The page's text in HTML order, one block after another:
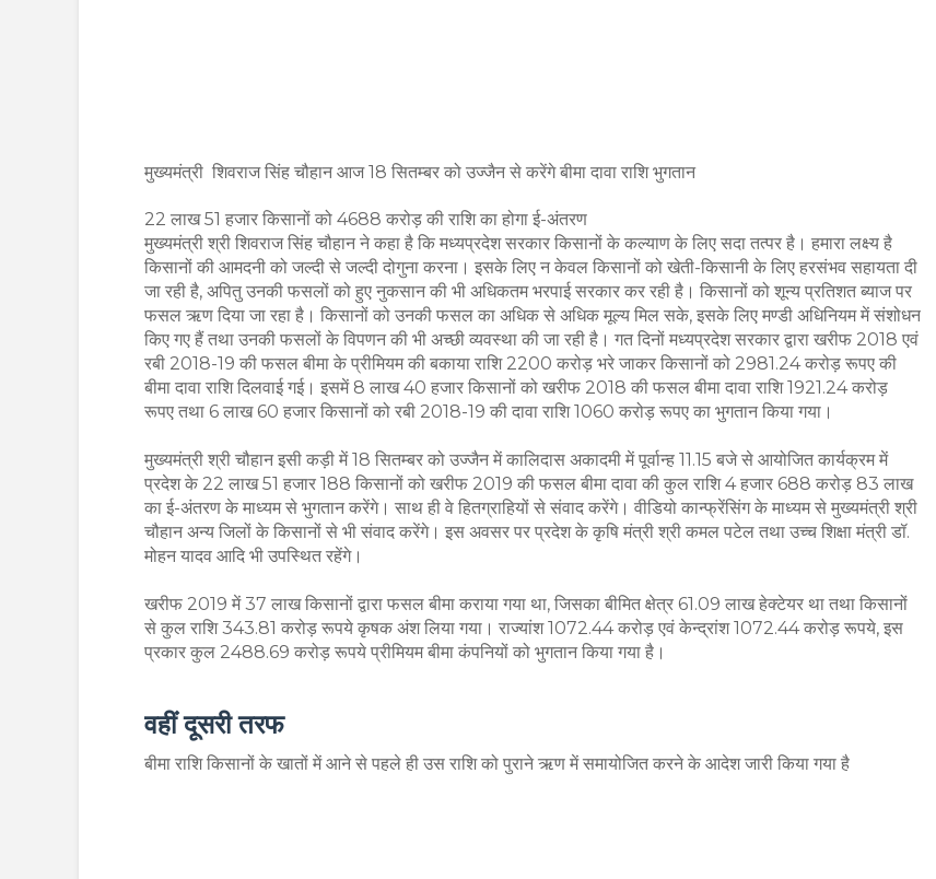
मुख्यमंत्री शिवराज सिंह चौहान आज 18 सितम्बर को उज्जैन से करेंगे बीमा दावा राशि भुगतान
22 लाख 51 हजार किसानों को 4688 करोड़ की राशि का होगा ई-अंतरण
मुख्यमंत्री श्री शिवराज सिंह चौहान ने कहा है कि मध्यप्रदेश सरकार किसानों के कल्याण के लिए सदा तत्पर है। हमारा लक्ष्य है
किसानों की आमदनी को जल्दी से जल्दी दोगुना करना। इसके लिए न केवल किसानों को खेती-किसानी के लिए हरसंभव सहायता दी
जा रही है, अपितु उनकी फसलों को हुए नुकसान की भी अधिकतम भरपाई सरकार कर रही है। किसानों को शून्य प्रतिशत ब्याज पर
फसल ऋण दिया जा रहा है। किसानों को उनकी फसल का अधिक से अधिक मूल्य मिल सके, इसके लिए मण्डी अधिनियम में संशोधन
किए गए हैं तथा उनकी फसलों के विपणन की भी अच्छी व्यवस्था की जा रही है। गत दिनों मध्यप्रदेश सरकार द्वारा खरीफ 2018 एवं
रबी 2018-19 की फसल बीमा के प्रीमियम की बकाया राशि 2200 करोड़ भरे जाकर किसानों को 2981.24 करोड़ रूपए की
बीमा दावा राशि दिलवाई गई। इसमें 8 लाख 40 हजार किसानों को खरीफ 2018 की फसल बीमा दावा राशि 1921.24 करोड़
रूपए तथा 6 लाख 60 हजार किसानों को रबी 2018-19 की दावा राशि 1060 करोड़ रूपए का भुगतान किया गया।
मुख्यमंत्री श्री चौहान इसी कड़ी में 18 सितम्बर को उज्जैन में कालिदास अकादमी में पूर्वान्ह 11.15 बजे से आयोजित कार्यक्रम में
प्रदेश के 22 लाख 51 हजार 188 किसानों को खरीफ 2019 की फसल बीमा दावा की कुल राशि 4 हजार 688 करोड़ 83 लाख
का ई-अंतरण के माध्यम से भुगतान करेंगे। साथ ही वे हितग्राहियों से संवाद करेंगे। वीडियो कान्फ्रेंसिंग के माध्यम से मुख्यमंत्री श्री
चौहान अन्य जिलों के किसानों से भी संवाद करेंगे। इस अवसर पर प्रदेश के कृषि मंत्री श्री कमल पटेल तथा उच्च शिक्षा मंत्री डॉ.
मोहन यादव आदि भी उपस्थित रहेंगे।
खरीफ 2019 में 37 लाख किसानों द्वारा फसल बीमा कराया गया था, जिसका बीमित क्षेत्र 61.09 लाख हेक्टेयर था तथा किसानों
से कुल राशि 343.81 करोड़ रूपये कृषक अंश लिया गया। राज्यांश 1072.44 करोड़ एवं केन्द्रांश 1072.44 करोड़ रूपये, इस
प्रकार कुल 2488.69 करोड़ रूपये प्रीमियम बीमा कंपनियों को भुगतान किया गया है।
वहीं दूसरी तरफ
बीमा राशि किसानों के खातों में आने से पहले ही उस राशि को पुराने ऋण में समायोजित करने के आदेश जारी किया गया है